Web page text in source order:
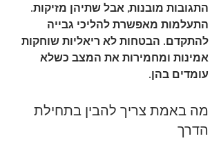
התגובות מובנות, אבל שתיהן מזיקות.
התעלמות מאפשרת להליכי גבייה
להתקדם. הבטחות לא ריאליות שוחקות
אמינות ומחמירות את המצב כשלא
עומדים בהן.
מה באמת צריך להבין בתחילת
הדרך